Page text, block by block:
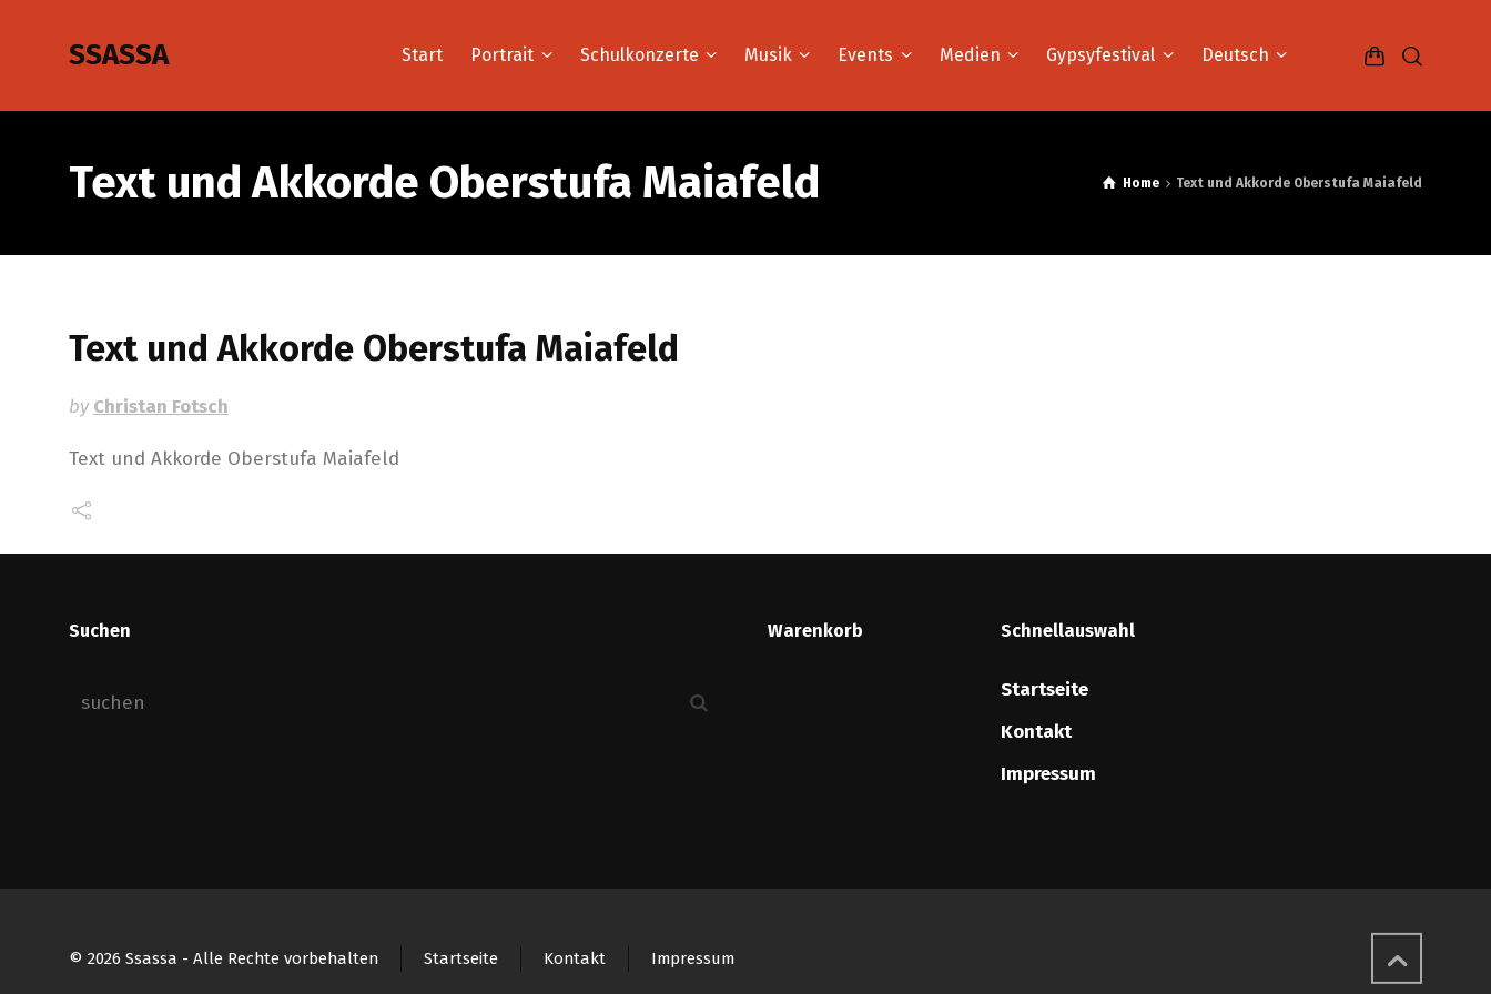
SSASSA Start Portrait Schulkonzerte Musik Events Medien Gypsyfestival Deutsch
Text und Akkorde Oberstufa Maiafeld Home Text und Akkorde Oberstufa Maiafeld
Text und Akkorde Oberstufa Maiafeld
byChristan Fotsch
Text und Akkorde Oberstufa Maiafeld
Suchen Warenkorb Schnellauswahl
Startseite
Kontakt
Impressum
© 2026 Ssassa - Alle Rechte vorbehalten Startseite Kontakt Impressum